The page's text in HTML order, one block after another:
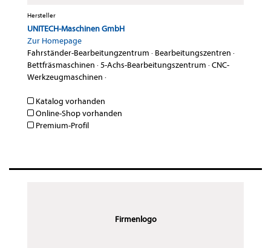
Hersteller
UNITECH-Maschinen GmbH
Zur Homepage
Fahrständer-Bearbeitungzentrum · Bearbeitungszentren ·
Bettfräsmaschinen ·5-Achs-Bearbeitungszentrum ·CNC-
Werkzeugmaschinen ·
Katalog vorhanden
Online-Shop vorhanden
Premium-Profil
Firmenlogo